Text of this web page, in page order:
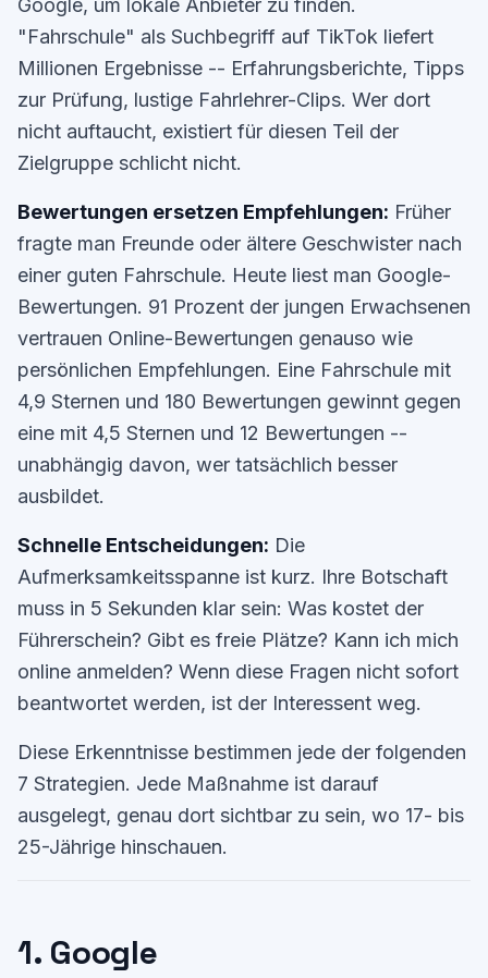
Google, um lokale Anbieter zu finden.
"Fahrschule" als Suchbegriff auf TikTok liefert
Millionen Ergebnisse -- Erfahrungsberichte, Tipps
zur Prüfung, lustige Fahrlehrer-Clips. Wer dort
nicht auftaucht, existiert für diesen Teil der
Zielgruppe schlicht nicht.
Bewertungen ersetzen Empfehlungen: Früher
fragte man Freunde oder ältere Geschwister nach
einer guten Fahrschule. Heute liest man Google-
Bewertungen. 91 Prozent der jungen Erwachsenen
vertrauen Online-Bewertungen genauso wie
persönlichen Empfehlungen. Eine Fahrschule mit
4,9 Sternen und 180 Bewertungen gewinnt gegen
eine mit 4,5 Sternen und 12 Bewertungen --
unabhängig davon, wer tatsächlich besser
ausbildet.
Schnelle Entscheidungen: Die
Aufmerksamkeitsspanne ist kurz. Ihre Botschaft
muss in 5 Sekunden klar sein: Was kostet der
Führerschein? Gibt es freie Plätze? Kann ich mich
online anmelden? Wenn diese Fragen nicht sofort
beantwortet werden, ist der Interessent weg.
Diese Erkenntnisse bestimmen jede der folgenden
7 Strategien. Jede Maßnahme ist darauf
ausgelegt, genau dort sichtbar zu sein, wo 17- bis
25-Jährige hinschauen.
1. Google